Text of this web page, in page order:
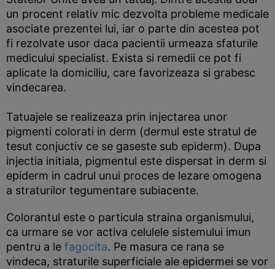
un procent relativ mic dezvolta probleme medicale
asociate prezentei lui, iar o parte din acestea pot
fi rezolvate usor daca pacientii urmeaza sfaturile
medicului specialist. Exista si remedii ce pot fi
aplicate la domiciliu, care favorizeaza si grabesc
vindecarea.
Tatuajele se realizeaza prin injectarea unor
pigmenti colorati in derm (dermul este stratul de
tesut conjuctiv ce se gaseste sub epiderm). Dupa
injectia initiala, pigmentul este dispersat in derm si
epiderm in cadrul unui proces de lezare omogena
a straturilor tegumentare subiacente.
Colorantul este o particula straina organismului,
ca urmare se vor activa celulele sistemului imun
pentru a le fagocita. Pe masura ce rana se
vindeca, straturile superficiale ale epidermei se vor